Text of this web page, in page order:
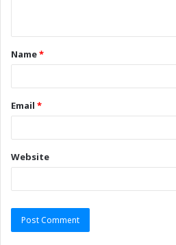
Name*
Email *
Website